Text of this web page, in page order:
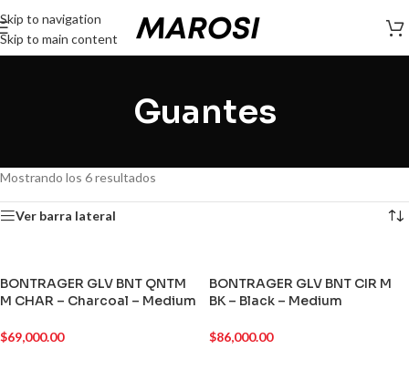
Skip to navigation
Skip to main content
Guantes
Mostrando los 6 resultados
Ver barra lateral
BONTRAGER GLV BNT QNTM
M CHAR – Charcoal – Medium
$69,000.00
BONTRAGER GLV BNT CIR M
BK – Black – Medium
$86,000.00